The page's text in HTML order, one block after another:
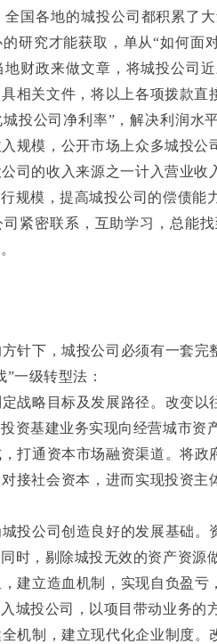
国各地的城投公司都积累了
研究才能获取，单从“如何面
财政来做文章，将城投公司
相关文件，将以上各项拨款
投公司净利率”，解决利润水
规模，公开市场上众多城投
司的收入来源之一计入营业
规模，提高城投公司的偿债能
司紧密联系，互助学习，总能
针下，城投公司必须有一套
一级转型法：
战略目标及发展路径。改变
资基建业务实现向经营城市资
打通资本市场融资渠道。将
接社会资本，进而实现投资
投公司创造良好的发展基础
时，剔除城投无效的资产资源
建立造血机制，实现自负盈
城投公司，以项目带动业务的
机制，建立现代化企业制度